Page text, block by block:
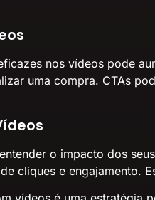
nos vídeos pode
uma compra. CTAs
o impacto dos
cliques e engajamento.